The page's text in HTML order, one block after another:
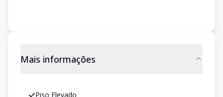
Mais informações
Piso Elevado